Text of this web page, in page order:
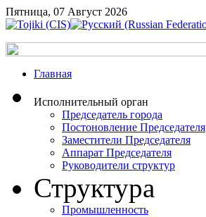
Пятница, 07 Август 2026
Главная
Исполнительный орган
Председатель города
Постоновление Председателя
Заместители Председателя
Аппарат Председателя
Руководители структур
Структура
Промышленность